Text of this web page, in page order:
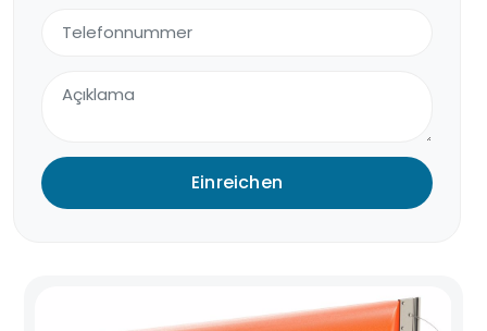
Einreichen